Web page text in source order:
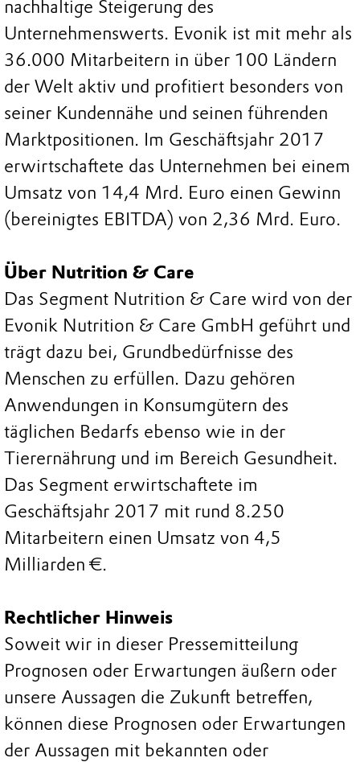
nachhaltige Steigerung des
Unternehmenswerts. Evonik ist mit mehr als
36.000 Mitarbeitern in über 100 Ländern
der Welt aktiv und profitiert besonders von
seiner Kundennähe und seinen führenden
Marktpositionen. Im Geschäftsjahr 2017
erwirtschaftete das Unternehmen bei einem
Umsatz von 14,4 Mrd. Euro einen Gewinn
(bereinigtes EBITDA) von 2,36 Mrd. Euro.
Über Nutrition & Care
Das Segment Nutrition & Care wird von der
Evonik Nutrition & Care GmbH geführt und
trägt dazu bei, Grundbedürfnisse des
Menschen zu erfüllen. Dazu gehören
Anwendungen in Konsumgütern des
täglichen Bedarfs ebenso wie in der
Tierernährung und im Bereich Gesundheit.
Das Segment erwirtschaftete im
Geschäftsjahr 2017 mit rund 8.250
Mitarbeitern einen Umsatz von 4,5
Milliarden €.
Rechtlicher Hinweis
Soweit wir in dieser Pressemitteilung
Prognosen oder Erwartungen äußern oder
unsere Aussagen die Zukunft betreffen,
können diese Prognosen oder Erwartungen
der Aussagen mit bekannten oder